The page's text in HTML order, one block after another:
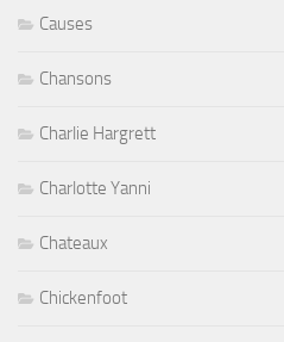
Causes
Chansons
Charlie Hargrett
Charlotte Yanni
Chateaux
Chickenfoot